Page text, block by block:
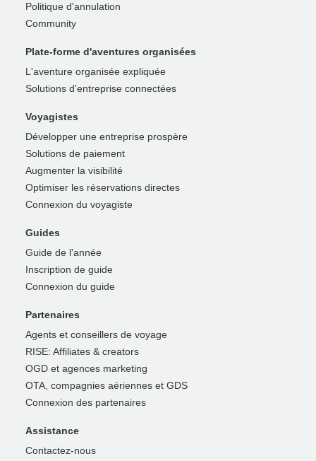
Politique d'annulation
Community
Plate-forme d'aventures organisées
L'aventure organisée expliquée
Solutions d'entreprise connectées
Voyagistes
Développer une entreprise prospère
Solutions de paiement
Augmenter la visibilité
Optimiser les réservations directes
Connexion du voyagiste
Guides
Guide de l'année
Inscription de guide
Connexion du guide
Partenaires
Agents et conseillers de voyage
RISE: Affiliates & creators
OGD et agences marketing
OTA, compagnies aériennes et GDS
Connexion des partenaires
Assistance
Contactez-nous